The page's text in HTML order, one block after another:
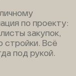
по проекту:
закупок,
стройки. Всё
под рукой.